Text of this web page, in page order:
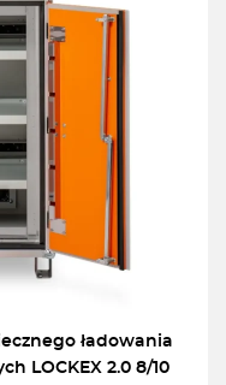
ładowania
LOCKEX 2.0 8/10